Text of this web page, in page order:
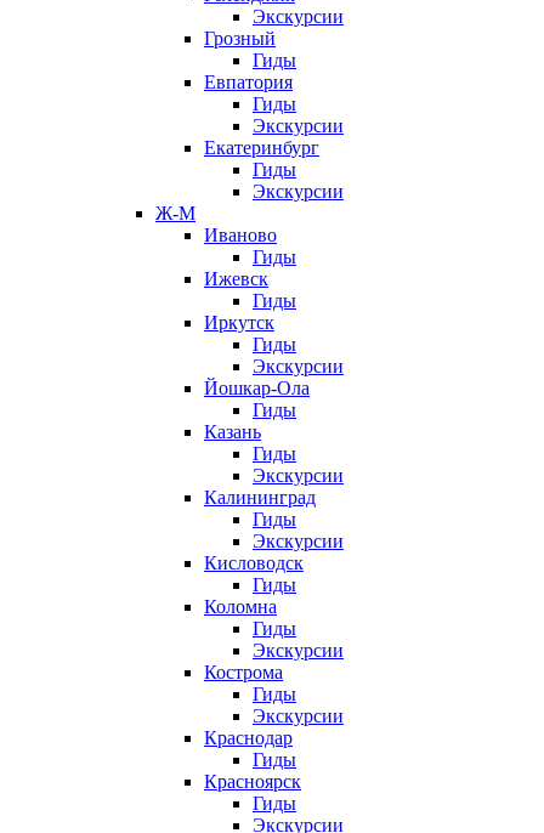
Экскурсии
Грозный
Гиды
Евпатория
Гиды
Экскурсии
Екатеринбург
Гиды
Экскурсии
Ж-М
Иваново
Гиды
Ижевск
Гиды
Иркутск
Гиды
Экскурсии
Йошкар-Ола
Гиды
Казань
Гиды
Экскурсии
Калининград
Гиды
Экскурсии
Кисловодск
Гиды
Коломна
Гиды
Экскурсии
Кострома
Гиды
Экскурсии
Краснодар
Гиды
Красноярск
Гиды
Экскурсии